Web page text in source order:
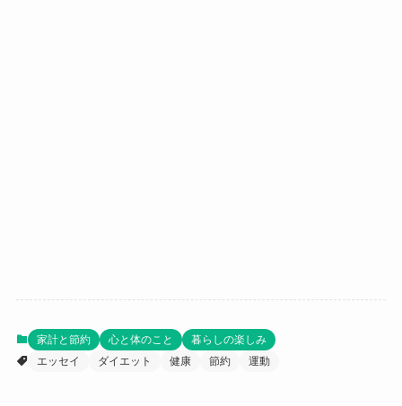
家計と節約 心と体のこと
暮らしの楽しみ
エッセイ
ダイエット 健康 節約 運動